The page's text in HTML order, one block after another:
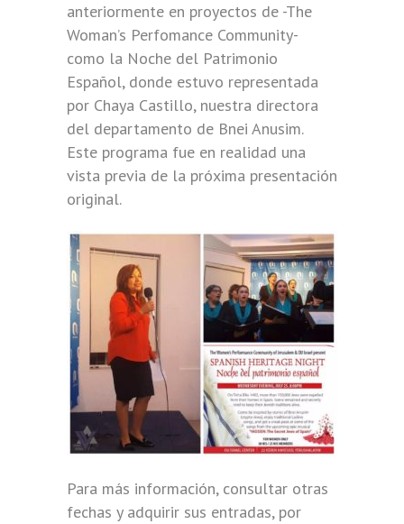
anteriormente en proyectos de -The
Woman’s Perfomance Community-
como la Noche del Patrimonio
Español, donde estuvo representada
por Chaya Castillo, nuestra directora
del departamento de Bnei Anusim.
Este programa fue en realidad una
vista previa de la próxima presentación
original.
Para más información, consultar otras
fechas y adquirir sus entradas, por